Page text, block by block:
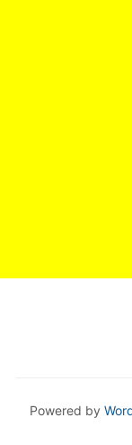
Powered by